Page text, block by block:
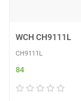
WCH CH9111L
CH9111L
84